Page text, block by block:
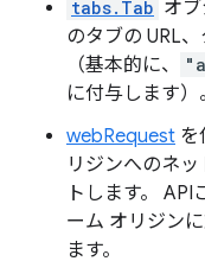
tabs.Tab オ
のタブの URL
（基本的に、
に付与します）。
webRequest を
リジンへのネ
トします。
ーム オリジン
ます。